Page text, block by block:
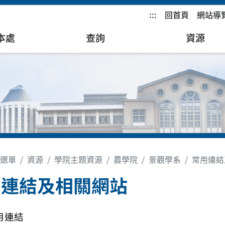
::: 回首頁 網站導
處 查詢 資源
單 資源 學院主題資源 農學院 景觀學系 常用連
結及相關網站
連結